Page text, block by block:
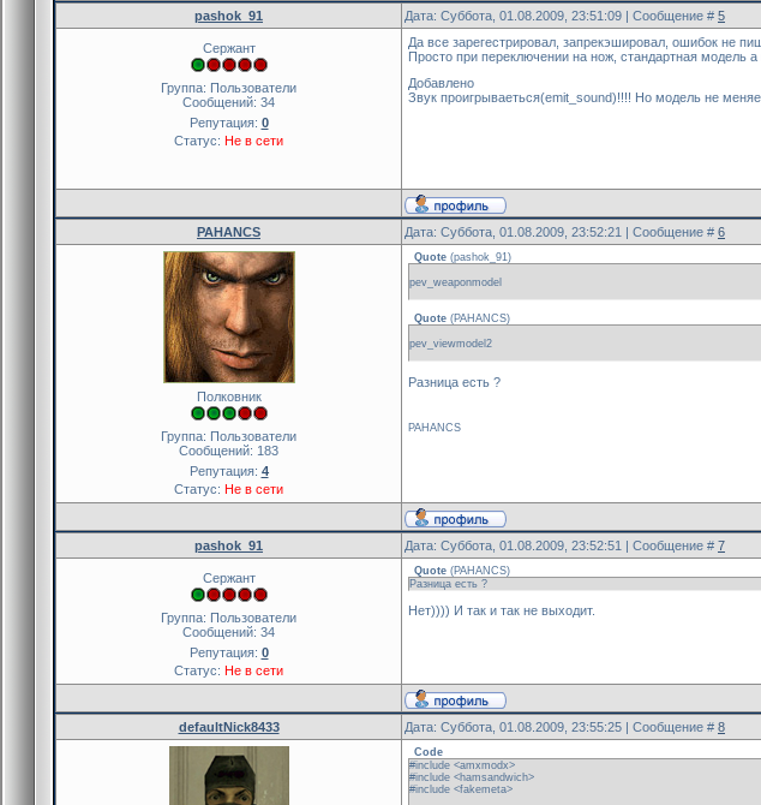
pashok_91 Дата: Суббота, 01.08.2009, 23:51:09 | Сообщение # 5
Сержант
Группа: Пользователи
Сообщений: 34
Репутация: 0
Статус: Не в сети
Да все зарегестрировал, запрекэшировал, ошибок не
Просто при переключении на нож, стандартная модель
Добавлено
Звук проигрываеться(emit_sound)!!!! Но модель не
PAHANCS Дата: Суббота, 01.08.2009, 23:52:21 | Сообщение # 6
Полковник
Группа: Пользователи
Сообщений: 183
Репутация: 4
Статус: Не в сети
Quote (pashok_91 )
pev_weaponmodel
Quote (PAHANCS)
pev_viewmodel2
Разница есть ?
PAHANCS
pashok_91 Дата: Суббота, 01.08.2009, 23:52:51 | Сообщение # 7
Сержант
Группа: Пользователи
Сообщений: 34
Репутация: 0
Статус: Не в сети
Quote (PAHANCS)
Разница есть ?
Нет)))) И так и так не выходит.
defaultNick8433 Дата: Суббота, 01.08.2009, 23:55:25 | Сообщение # 8
Code
#include <amxmodx>
#include <hamsandwich>
#include <fakemeta>